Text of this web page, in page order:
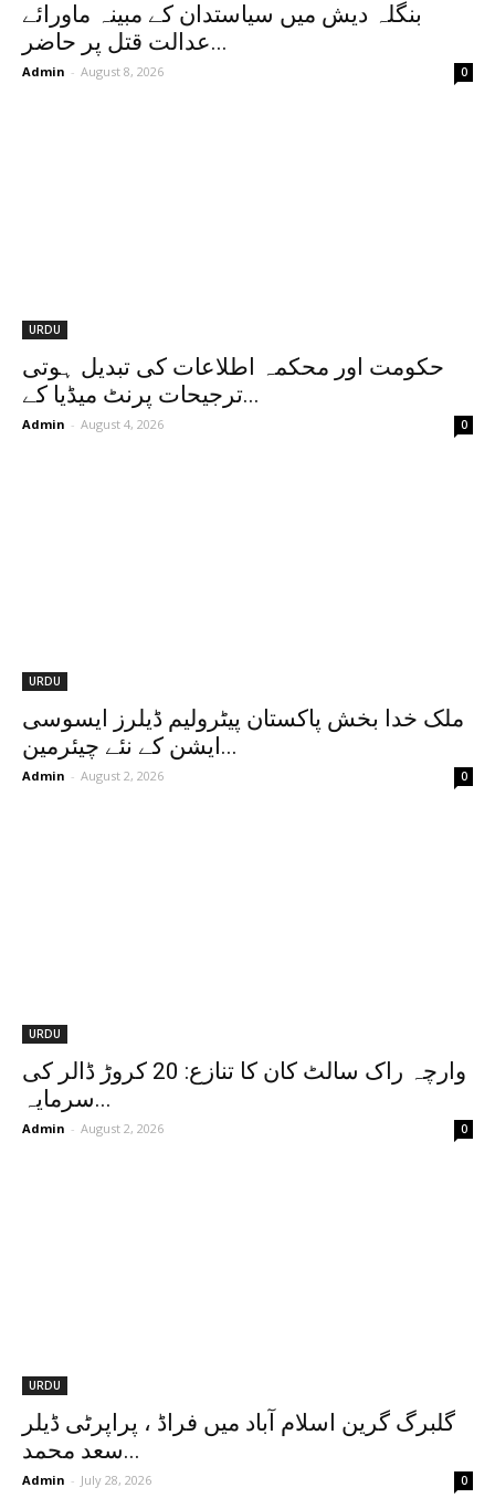
بنگلہ دیش میں سیاستدان کے مبینہ ماورائے
عدالت قتل پر حاضر...
Admin - August 8, 2026 0
URDU
حکومت اور محکمہ اطلاعات کی تبدیل ہوتی
ترجیحات پرنٹ میڈیا کے...
Admin - August 4, 2026 0
URDU
ملک خدا بخش پاکستان پیٹرولیم ڈیلرز ایسوسی
ایشن کے نئے چیئرمین...
Admin - August 2, 2026 0
URDU
وارچہ راک سالٹ کان کا تنازع: 20 کروڑ ڈالر کی
سرمایہ...
Admin - August 2, 2026 0
URDU
‏گلبرگ گرین ‏اسلام آباد میں فراڈ ، پراپرٹی ڈیلر
سعد محمد...
Admin - July 28, 2026 0